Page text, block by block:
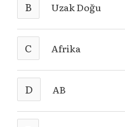
B Uzak Doğu
C Afrika
D AB